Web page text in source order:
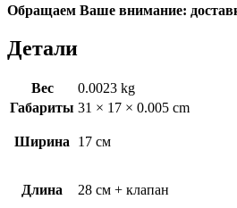
Обращаем Ваше внимание:
Детали
Вес
0.0023 kg
Габариты 31 × 17 × 0.005 cm
Ширина 17 см
Длина 28 см + клапан